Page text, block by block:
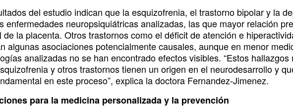
del estudio indican que la esquizofrenia, el trastorno bipolar y la
enfermedades neuropsiquiátricas analizadas, las que mayor relación
de la placenta. Otros trastornos como el déficit de atención e
algunas asociaciones potencialmente causales, aunque en menor
analizadas no se han encontrado efectos visibles. “Estos
y otros trastornos tienen un origen en el neurodesarrollo y
en este proceso”, explica la doctora Fernandez-Jimenez.
para la medicina personalizada y la prevención